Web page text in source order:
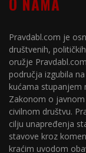
Pravdabl.com je
društvenih,
oružje
područja izgubila
kućama stupanjem
Zakonom o
civilnom društvu.
cilju unapređenja
stavove kroz
kraćim uvodom